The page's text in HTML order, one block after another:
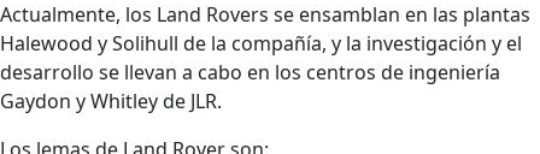
Actualmente, los Land Rovers se ensamblan en las plantas
Halewood y Solihull de la compañía, y la investigación y el
desarrollo se llevan a cabo en los centros de ingeniería
Gaydon y Whitley de JLR.